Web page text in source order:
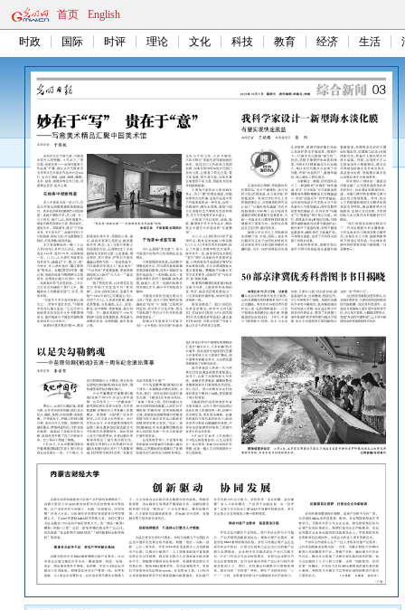
首页 English
时政 国际 时评 理论 文化 科技 教育 经济 生活